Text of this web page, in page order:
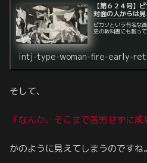
【第６２４号】
対面の人からは
ピカソという有名な
史の教科書にも載っ
intj-type-woman-fire-early-
そして、
「なんか、そこまで苦労せずに成
かのように見えてしまうのですね。